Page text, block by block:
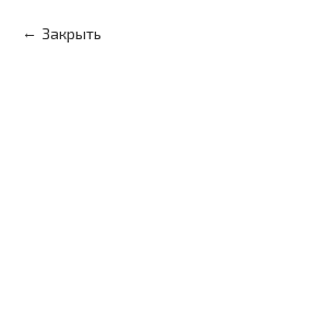
Закрыть